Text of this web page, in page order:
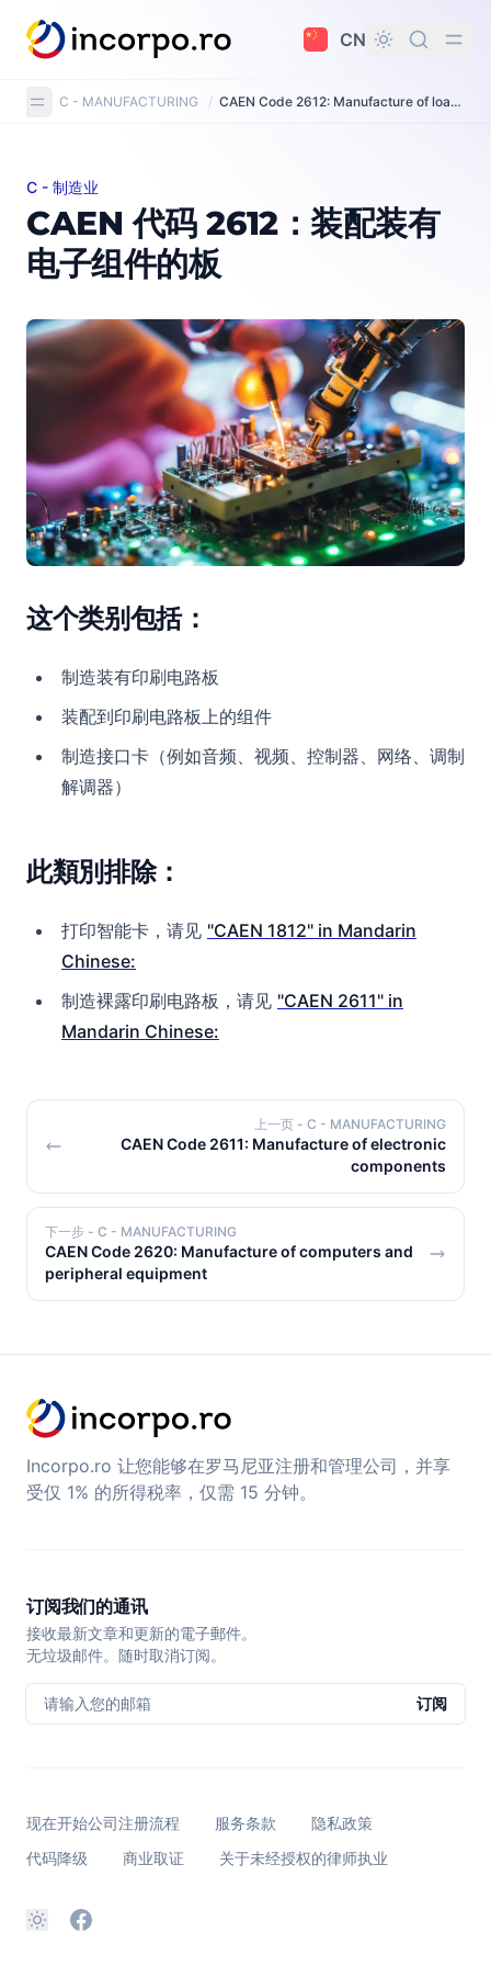
要内容
CN
C - MANUFACTURING / CAEN Code 2612: Manufacture of loaded electronic boards
CAEN 代码 2612：装配装有电子组件的板
C - 制造业
CAEN 代码 2612：装配装有
电子组件的板
这个类别包括：
制造装有印刷电路板
装配到印刷电路板上的组件
制造接口卡（例如音频、视频、控制器、网络、调制
解调器）
此類別排除：
打印智能卡，请见 "CAEN 1812" in Mandarin
Chinese:
制造裸露印刷电路板，请见 "CAEN 2611" in
Mandarin Chinese:
上一页 - C - MANUFACTURING
CAEN Code 2611: Manufacture of electronic
components
下一步 - C - MANUFACTURING
CAEN Code 2620: Manufacture of computers and
peripheral equipment
Incorpo.ro 让您能够在罗马尼亚注册和管理公司，并享
受仅 1% 的所得税率，仅需 15 分钟。
订阅我们的通讯
接收最新文章和更新的電子郵件。
无垃圾邮件。随时取消订阅。
请输入您的邮箱 订阅
现在开始公司注册流程 服务条款
隐私政策
代码降级
商业取证 关于未经授权的律师执业